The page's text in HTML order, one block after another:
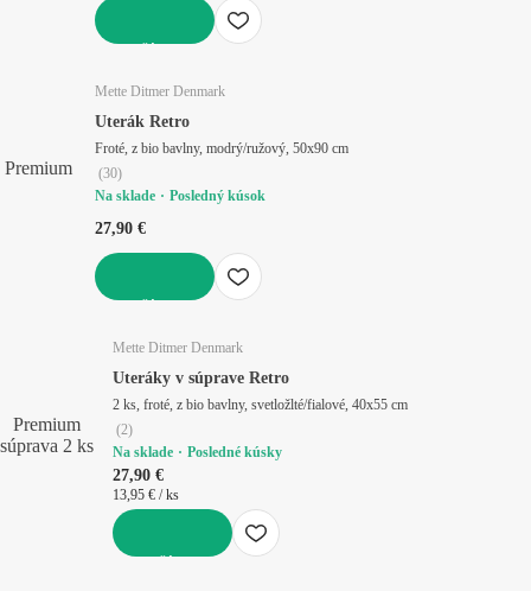
Premium
Mette Ditmer Denmark
Uterák Retro
Froté, z bio bavlny, modrý/ružový, 50x90 cm
(30)
Na sklade
Posledný kúsok
27,90 €
Premium
súprava 2 ks
Mette Ditmer Denmark
Uteráky v súprave Retro
2 ks, froté, z bio bavlny, svetložlté/fialové, 40x55 cm
(2)
Na sklade
Posledné kúsky
27,90 €
13,95 € / ks